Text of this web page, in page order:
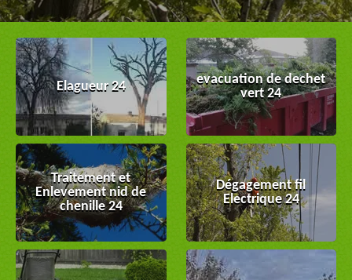
Elagueur 24
evacuation de dechet
vert 24
Traitement et
Enlevement nid de
chenille 24
Dégagement fil
Electrique 24